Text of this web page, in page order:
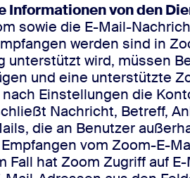
Informationen von den
sowie die E-Mail-
werden sind in
unterstützt wird, müssen
und eine unterstützte
Einstellungen die
Nachricht, Betreff,
die an Benutzer
vom Zoom-E-
Fall hat Zoom Zugriff auf